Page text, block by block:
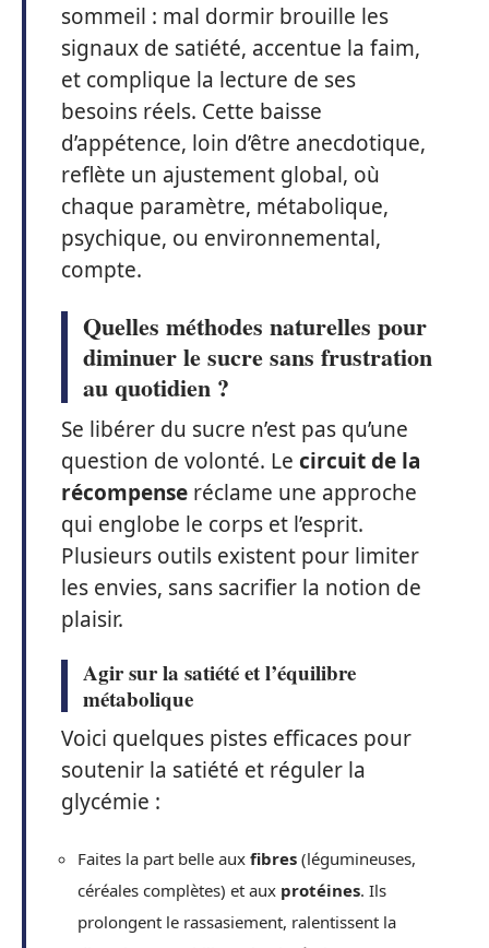
sommeil : mal dormir brouille les
signaux de satiété, accentue la faim,
et complique la lecture de ses
besoins réels. Cette baisse
d’appétence, loin d’être anecdotique,
reflète un ajustement global, où
chaque paramètre, métabolique,
psychique, ou environnemental,
compte.
Quelles méthodes naturelles pour
diminuer le sucre sans frustration
au quotidien ?
Se libérer du sucre n’est pas qu’une
question de volonté. Le circuit de la
récompense réclame une approche
qui englobe le corps et l’esprit.
Plusieurs outils existent pour limiter
les envies, sans sacrifier la notion de
plaisir.
Agir sur la satiété et l’équilibre
métabolique
Voici quelques pistes efficaces pour
soutenir la satiété et réguler la
glycémie :
Faites la part belle aux fibres (légumineuses,
céréales complètes) et aux protéines. Ils
prolongent le rassasiement, ralentissent la